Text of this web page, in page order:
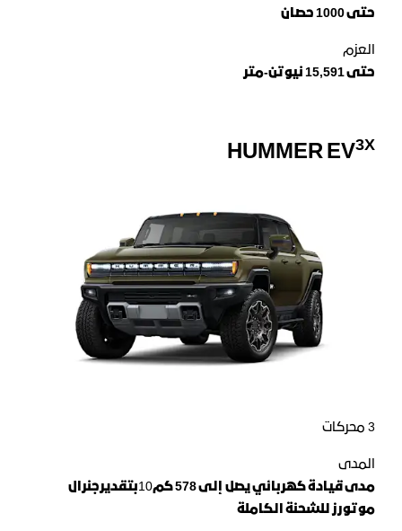
حتى 1000 حصان
العزم
حتى 15,591 نيوتن-متر
HUMMER EV3X
3 محركات
المدى
مدى قيادة كهربائي يصل إلى578كم10بتقديرجنرال
موتورز للشحنة الكاملة